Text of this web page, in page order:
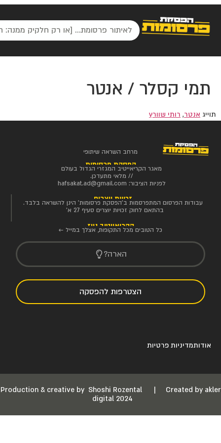
תמי קסלר / אנטר
תוייג אנטר, רותי שוורץ
מרחב השראה שיתופי
הפסקת פרסומות
מאגר הקריאייטיב המגזרי הגדול בעולם
// מלאי מתעדכן.
לפניות הציבור: hafsakat.ad@gmail.com
זכויות יוצרים
עבודות הפרסום המתפרסמות ב'הפסקת פרסומות' הינן להשראה בלבד.
בהתאם לחוק זכויות יוצרים סעיף 27 א'
הקריאייטיב ניוז
כל הטובים מכל התקופות, אצלך במייל ←
הארה?
הצטרפות להפסקה
אודותמדיניות פרטיות
Production & creative by Shoshi Rozental | Created by akler
digital 2024